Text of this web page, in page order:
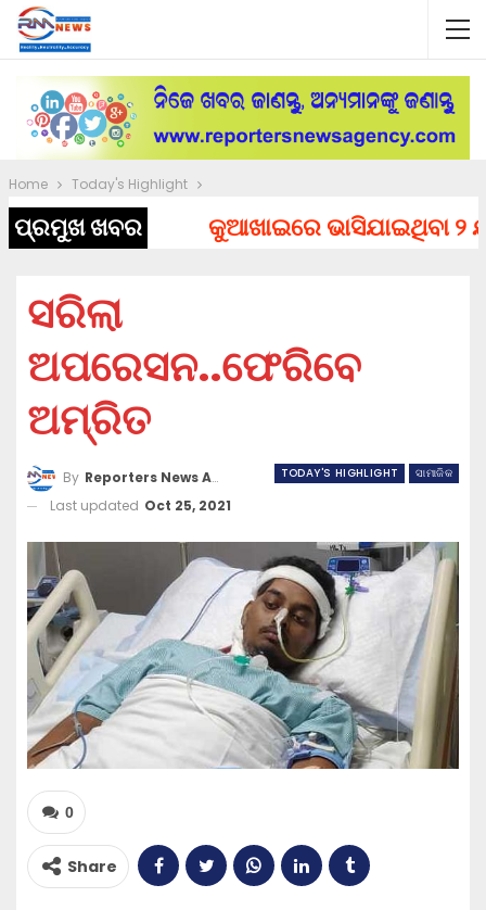
Home Today's Highlight
ପ୍ରମୁଖ ଖବର କୁଆଖାଇରେ ଭାସିଯାଇଥିବା ୨
ସରିଲା
ଅପରେସନ..ଫେରିବେ
ଅମ୍ରିତ
TODAY'S HIGHLIGHT ସାମାଜିକ
By Reporters News Agency
Last updated Oct 25, 2021
0
Share